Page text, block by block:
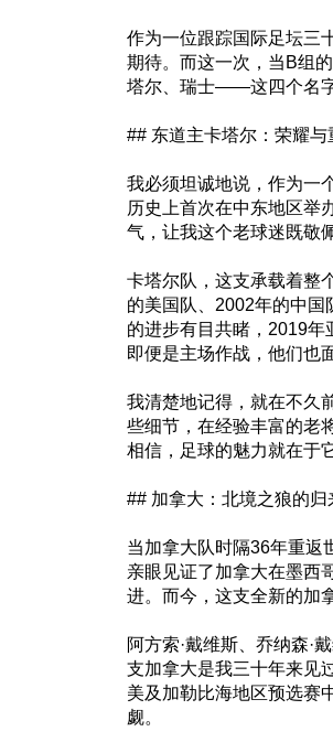
作为一位跟踪国际足坛三
期待。而这一次，当B组
塔尔、瑞士——这四个名字
## 东道主卡塔尔：荣耀与
我必须坦诚地说，作为一
历史上首次在中东地区举
气，让我这个老球迷既敬
卡塔尔队，这支承载着整
的美国队、2002年的中
的进步有目共睹，2019年
即便是主场作战，他们也
我清楚地记得，就在不久
些细节，在经验丰富的老
相信，足球的魅力就在于
## 加拿大：北境之狼的归
当加拿大队时隔36年重返
亲眼见证了加拿大在墨西
进。而今，这支全新的加
阿方索·戴维斯、乔纳森·
支加拿大是我三十年来见
美及加勒比海地区预选赛
觑。